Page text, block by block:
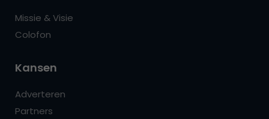
Missie & Visie
Colofon
Kansen
Adverteren
Partners